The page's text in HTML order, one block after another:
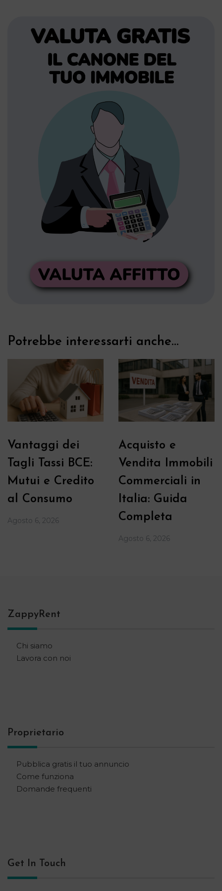
Potrebbe interessarti anche...
Vantaggi dei
Tagli Tassi BCE:
Mutui e Credito
al Consumo
Agosto 6, 2026
Acquisto e
Vendita Immobili
Commerciali in
Italia: Guida
Completa
Agosto 6, 2026
ZappyRent
Chi siamo
Lavora con noi
Proprietario
Pubblica gratis il tuo annuncio
Come funziona
Domande frequenti
Get In Touch